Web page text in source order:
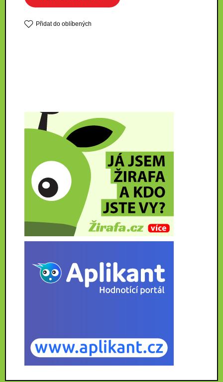
Přidat do oblíbených